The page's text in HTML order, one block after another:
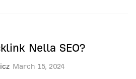
March 15, 2024
Nella SEO?